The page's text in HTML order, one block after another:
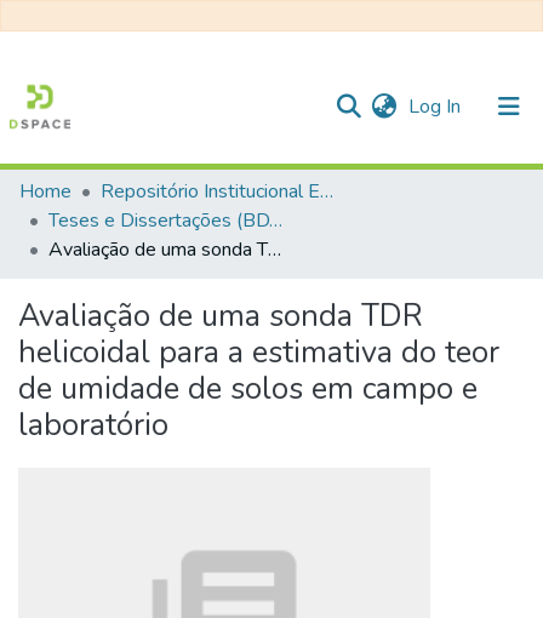
Log In (current)
Communities & Collections
All of DSpace
Statistics
Home
Repositório Institucional EESC
Teses e Dissertações (BDTD USP)
Avaliação de uma sonda TDR helicoidal para a estimativa do teor de umidade de solos em campo e laboratório
Avaliação de uma sonda TDR
helicoidal para a estimativa do teor
de umidade de solos em campo e
laboratório